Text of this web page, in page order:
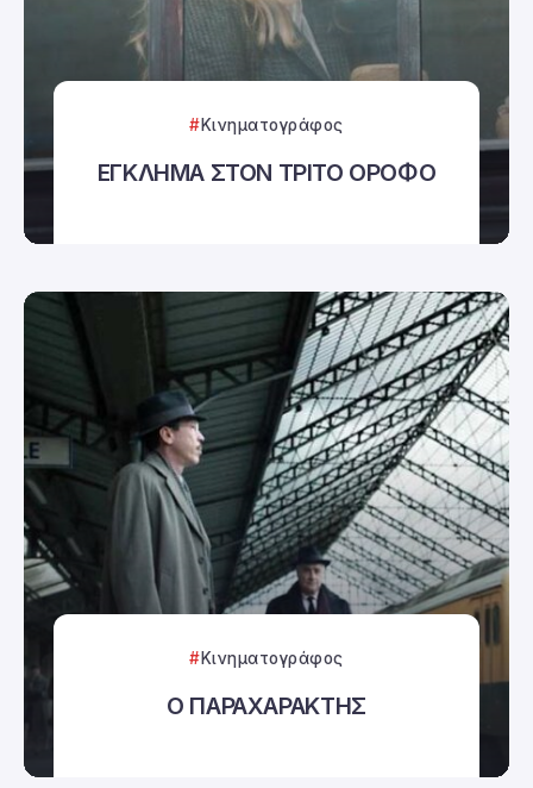
Κινηματογράφος
ΕΓΚΛΗΜΑ ΣΤΟΝ ΤΡΙΤΟ ΟΡΟΦΟ
Κινηματογράφος
Ο ΠΑΡΑΧΑΡΑΚΤΗΣ